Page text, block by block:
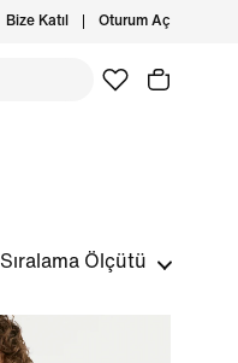
Bize Katıl Oturum Aç
Sıralama Ölçütü